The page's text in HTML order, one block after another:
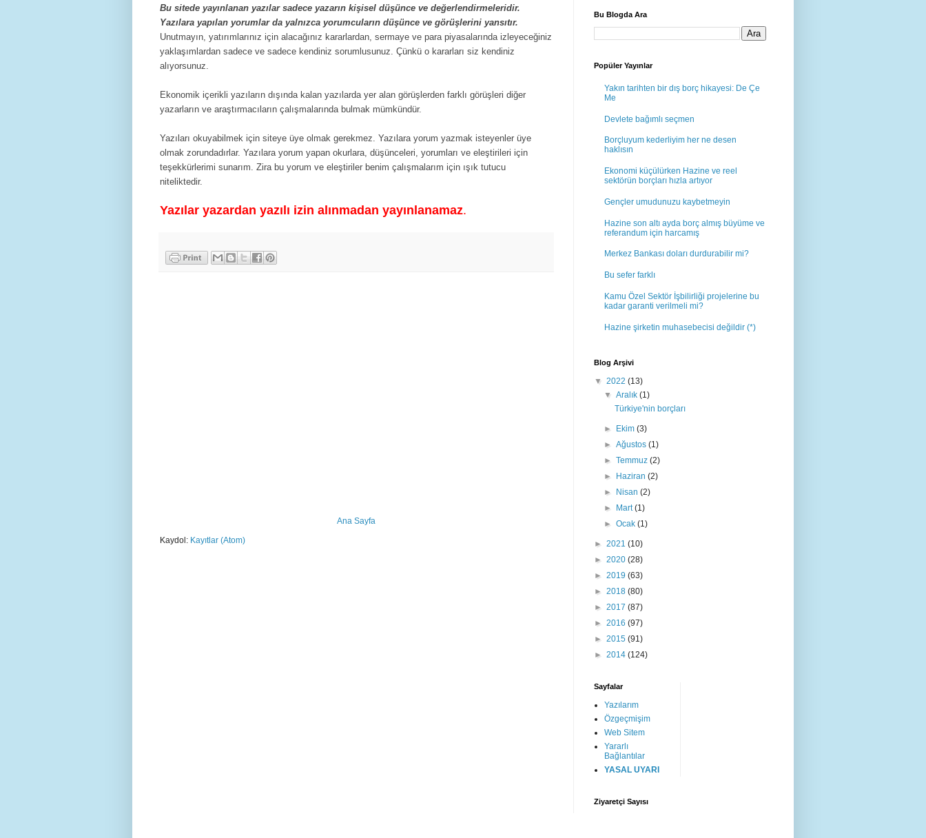
Bu sitede yayınlanan yazılar sadece yazarın kişisel düşünce ve değerlendirmeleridir.
Yazılara yapılan yorumlar da yalnızca yorumcuların düşünce ve görüşlerini yansıtır.
Unutmayın, yatırımlarınız için alacağınız kararlardan, sermaye ve para piyasalarında izleyeceğiniz
yaklaşımlardan sadece ve sadece kendiniz sorumlusunuz. Çünkü o kararları siz kendiniz
alıyorsunuz.
Ekonomik içerikli yazıların dışında kalan yazılarda yer alan görüşlerden farklı görüşleri diğer
yazarların ve araştırmacıların çalışmalarında bulmak mümkündür.
Yazıları okuyabilmek için siteye üye olmak gerekmez. Yazılara yorum yazmak isteyenler üye
olmak zorundadırlar. Yazılara yorum yapan okurlara, düşünceleri, yorumları ve eleştirileri için
teşekkürlerimi sunarım. Zira bu yorum ve eleştiriler benim çalışmalarım için ışık tutucu
niteliktedir.
Yazılar yazardan yazılı izin alınmadan yayınlanamaz.
Ana Sayfa
Kaydol: Kayıtlar (Atom)
Bu Blogda Ara
Popüler Yayınlar
Yakın tarihten bir dış borç hikayesi: De Çe
Me
Devlete bağımlı seçmen
Borçluyum kederliyim her ne desen
haklısın
Ekonomi küçülürken Hazine ve reel
sektörün borçları hızla artıyor
Gençler umudunuzu kaybetmeyin
Hazine son altı ayda borç almış büyüme ve
referandum için harcamış
Merkez Bankası doları durdurabilir mi?
Bu sefer farklı
Kamu Özel Sektör İşbilirliği projelerine bu
kadar garanti verilmeli mi?
Hazine şirketin muhasebecisi değildir (*)
Blog Arşivi
▼ 2022 (13)
▼Aralık(1)
Türkiye'nin borçları
► Ekim(3)
►Ağustos(1)
►Temmuz(2)
►
Haziran(2)
►
Nisan(2)
►
Mart(1)
►Ocak(1)
► 2021 (10)
► 2020 (28)
► 2019 (63)
► 2018 (80)
► 2017 (87)
► 2016 (97)
► 2015 (91)
► 2014 (124)
Sayfalar
Yazılarım
Özgeçmişim
Web Sitem
Yararlı
Bağlantılar
YASAL UYARI
Ziyaretçi Sayısı